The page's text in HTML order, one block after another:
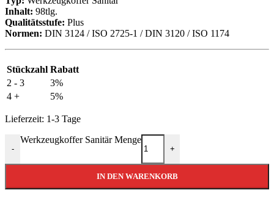
Inhalt: 98tlg.
Qualitätsstufe: Plus
Normen: DIN 3124 / ISO 2725-1 / DIN 3120 / ISO 1174
Stückzahl Rabatt
2 - 3
3%
4 +
5%
Lieferzeit: 1-3 Tage
-
Werkzeugkoffer Sanitär Menge
+
IN DEN WARENKORB